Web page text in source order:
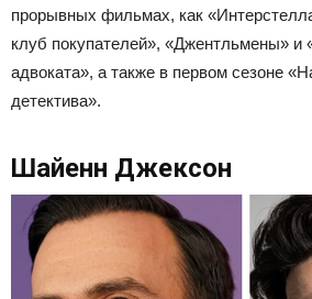
прорывных фильмах, как
клуб покупателей», «Джентльмены» и
адвоката», а также в первом сезоне
детектива».
Шайенн Джексон